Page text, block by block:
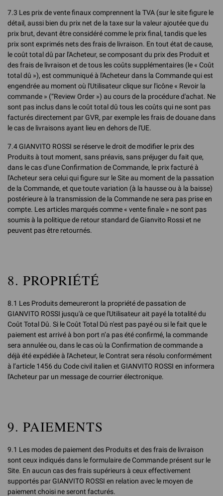
7.3 Les prix de vente finaux comprennent la TVA (sur le site figure le
détail, aussi bien du prix net de la taxe sur la valeur ajoutée que du
prix brut, devant être considéré comme le prix final, tandis que les
prix sont exprimés nets des frais de livraison. En tout état de cause,
le coût total dû par l'Acheteur, se composant du prix des Produit et
des frais de livraison et de tous les coûts supplémentaires (le « Coût
total dû »), est communiqué à l'Acheteur dans la Commande qui est
engendrée au moment où l'Utilisateur clique sur l'icône « Revoir la
commande » (“Review Order ») au cours de la procédure d'achat. Ne
sont pas inclus dans le coût total dû tous les coûts qui ne sont pas
facturés directement par GVR, par exemple les frais de douane dans
le cas de livraisons ayant lieu en dehors de l'UE.
7.4 GIANVITO ROSSI se réserve le droit de modifier le prix des
Produits à tout moment, sans préavis, sans préjuger du fait que,
dans le cas d'une Confirmation de Commande, le prix facturé à
l'Acheteur sera celui qui figure sur le Site au moment de la passation
de la Commande, et que toute variation (à la hausse ou à la baisse)
postérieure à la transmission de la Commande ne sera pas prise en
compte. Les articles marqués comme « vente finale » ne sont pas
soumis à la politique de retour standard de Gianvito Rossi et ne
peuvent pas être retournés.
8. PROPRIÉTÉ
8.1 Les Produits demeureront la propriété de passation de
GIANVITO ROSSI jusqu'à ce que l'Utilisateur ait payé la totalité du
Coût Total Dû. Si le Coût Total Dû n'est pas payé ou si le fait que le
paiement est arrivé à bon port n’a pas été confirmé, la commande
sera annulée ou, dans le cas où la Confirmation de commande a
déjà été expédiée à l'Acheteur, le Contrat sera résolu conformément
à l’article 1456 du Code civil italien et GIANVITO ROSSI en informera
l'Acheteur par un message de courrier électronique.
9. PAIEMENTS
9.1 Les modes de paiement des Produits et des frais de livraison
sont ceux indiqués dans le formulaire de Commande présent sur le
Site. En aucun cas des frais supérieurs à ceux effectivement
supportés par GIANVITO ROSSI en relation avec le moyen de
paiement choisi ne seront facturés.